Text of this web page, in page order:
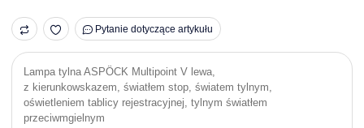
Pytanie dotyczące artykułu
Lampa tylna ASPÖCK Multipoint V lewa,
z kierunkowskazem, światłem stop, światem tylnym,
oświetleniem tablicy rejestracyjnej, tylnym światłem
przeciwmgielnym